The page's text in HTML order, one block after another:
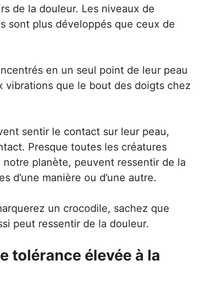
de la douleur. Les niveaux de
sont plus développés que ceux de
en un seul point de leur peau
vibrations que le bout des doigts chez
sentir le contact sur leur peau,
Presque toutes les créatures
planète, peuvent ressentir de la
d’une manière ou d’une autre.
un crocodile, sachez que
peut ressentir de la douleur.
tolérance élevée à la